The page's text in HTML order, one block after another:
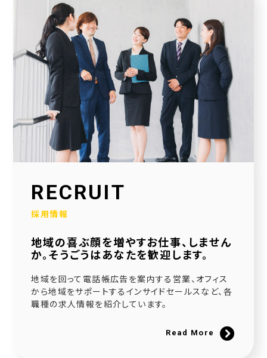
2026.04.20
2025年度奈良こども食堂ネットワークサポート活動報告
2026.04.07
採用サイトに社員の声を1件追加しました！
2026.01.30
当社公式SNSアカウントを立ち上げました！
2026.01.16
採用サイトを大幅リニューアルいたしました！
社会福祉協議会様と協働で生活べんり帳を制作いたしました
広告枠付きエンディングノートの個別販売を開始しました！
NPO法人様と協働でエンディングノートを制作いたしました
2025.08.20
RECRUIT
採用情報
地域の喜ぶ顔を増やすお仕事、しません
か。そうごうはあなたを歓迎します。
地域を回って電話帳広告を案内する営業、オフィス
から地域をサポートするインサイドセールスなど、各
職種の求人情報を紹介しています。
Read More